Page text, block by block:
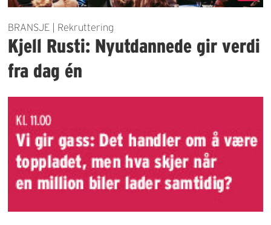
BRANSJE | Rekruttering
Kjell Rusti: Nyutdannede gir verdi
fra dag én